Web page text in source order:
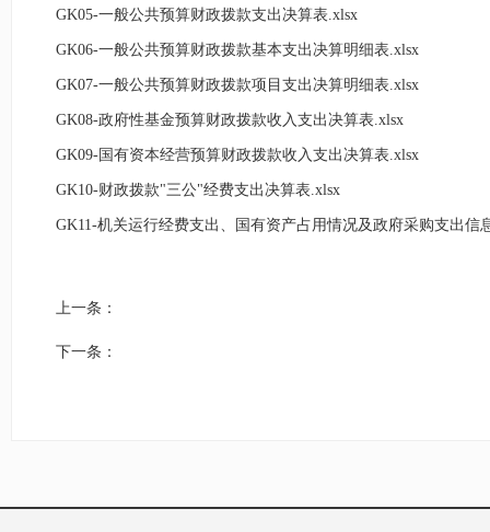
GK05-一般公共预算财政拨款支出决算表.xlsx
GK06-一般公共预算财政拨款基本支出决算明细表.xlsx
GK07-一般公共预算财政拨款项目支出决算明细表.xlsx
GK08-政府性基金预算财政拨款收入支出决算表.xlsx
GK09-国有资本经营预算财政拨款收入支出决算表.xlsx
GK10-财政拨款"三公"经费支出决算表.xlsx
GK11-机关运行经费支出、国有资产占用情况及政府采购支出信
上一条：
下一条：